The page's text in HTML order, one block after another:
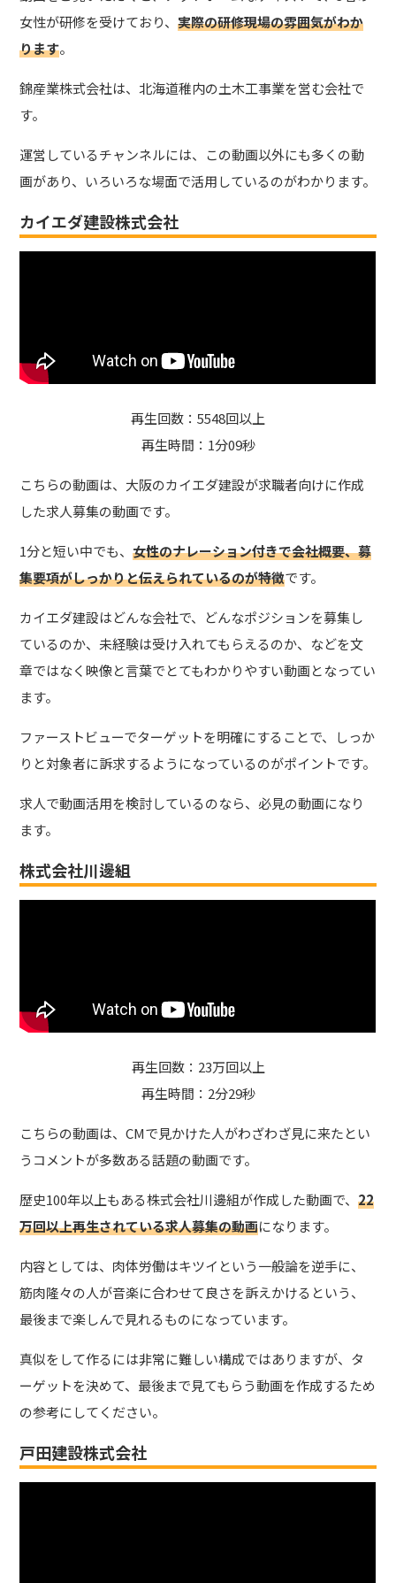
女性が研修を受けており、実際の研修現場の雰囲気がわか
ります。
錦産業株式会社は、北海道稚内の土木工事業を営む会社で
す。
運営しているチャンネルには、この動画以外にも多くの動
画があり、いろいろな場面で活用しているのがわかります。
カイエダ建設株式会社
再生回数：5548回以上
再生時間：1分09秒
こちらの動画は、大阪のカイエダ建設が求職者向けに作成
した求人募集の動画です。
1分と短い中でも、女性のナレーション付きで会社概要、募
集要項がしっかりと伝えられているのが特徴です。
カイエダ建設はどんな会社で、どんなポジションを募集し
ているのか、未経験は受け入れてもらえるのか、などを文
章ではなく映像と言葉でとてもわかりやすい動画となってい
ます。
ファーストビューでターゲットを明確にすることで、しっか
りと対象者に訴求するようになっているのがポイントです。
求人で動画活用を検討しているのなら、必見の動画になり
ます。
株式会社川邊組
再生回数：23万回以上
再生時間：2分29秒
こちらの動画は、CMで見かけた人がわざわざ見に来たとい
うコメントが多数ある話題の動画です。
歴史100年以上もある株式会社川邊組が作成した動画で、22
万回以上再生されている求人募集の動画になります。
内容としては、肉体労働はキツイという一般論を逆手に、
筋肉隆々の人が音楽に合わせて良さを訴えかけるという、
最後まで楽しんで見れるものになっています。
真似をして作るには非常に難しい構成ではありますが、タ
ーゲットを決めて、最後まで見てもらう動画を作成するため
の参考にしてください。
戸田建設株式会社